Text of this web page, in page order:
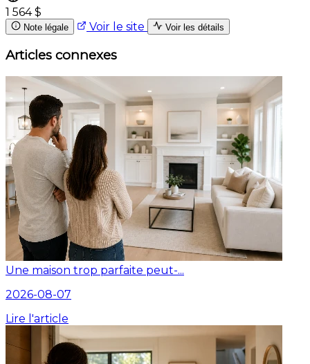
1 564 $
Note légale Voir le site Voir les détails
Articles connexes
Une maison trop parfaite peut-...
2026-08-07
Lire l'article